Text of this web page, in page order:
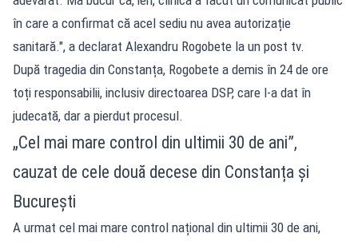
în care a confirmat că acel sediu nu avea autorizație
sanitară.", a declarat Alexandru Rogobete la un post tv.
După tragedia din Constanța, Rogobete a demis în 24 de ore
toți responsabilii, inclusiv directoarea DSP, care l-a dat în
judecată, dar a pierdut procesul.
„Cel mai mare control din ultimii 30 de ani”,
cauzat de cele două decese din Constanța și
București
A urmat cel mai mare control național din ultimii 30 de ani,